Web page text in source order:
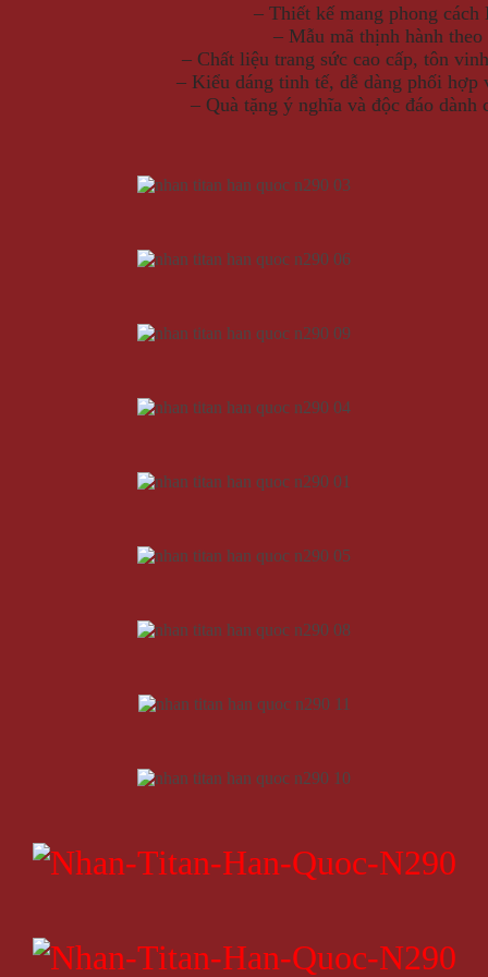
– Thiết kế mang phong cách
– Mẫu mã thịnh hành
– Chất liệu trang sức cao cấp, tôn
– Kiểu dáng tinh tế, dễ dàng phối hợp
– Quà tặng ý nghĩa và độc đáo dành